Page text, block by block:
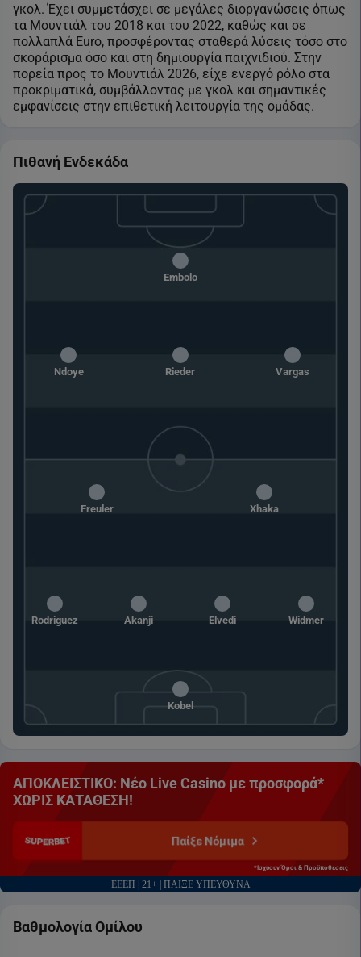
γκολ. Έχει συμμετάσχει σε μεγάλες διοργανώσεις όπως
τα Μουντιάλ του 2018 και του 2022, καθώς και σε
πολλαπλά Euro, προσφέροντας σταθερά λύσεις τόσο στο
σκοράρισμα όσο και στη δημιουργία παιχνιδιού. Στην
πορεία προς το Μουντιάλ 2026, είχε ενεργό ρόλο στα
προκριματικά, συμβάλλοντας με γκολ και σημαντικές
εμφανίσεις στην επιθετική λειτουργία της ομάδας.
Πιθανή Ενδεκάδα
Kobel
Rodriguez Akanji Elvedi Widmer
Freuler Xhaka
Ndoye Rieder Vargas
Embolo
ΑΠΟΚΛΕΙΣΤΙΚΟ: Νέο Live Casino με προσφορά*
ΧΩΡΙΣ ΚΑΤΑΘΕΣΗ!
Παίξε Νόμιμα
*Ισχύουν Όροι & Προϋποθέσεις
ΕΕΕΠ | 21+ | ΠΑΙΞΕ ΥΠΕΥΘΥΝΑ
Βαθμολογία Ομίλου